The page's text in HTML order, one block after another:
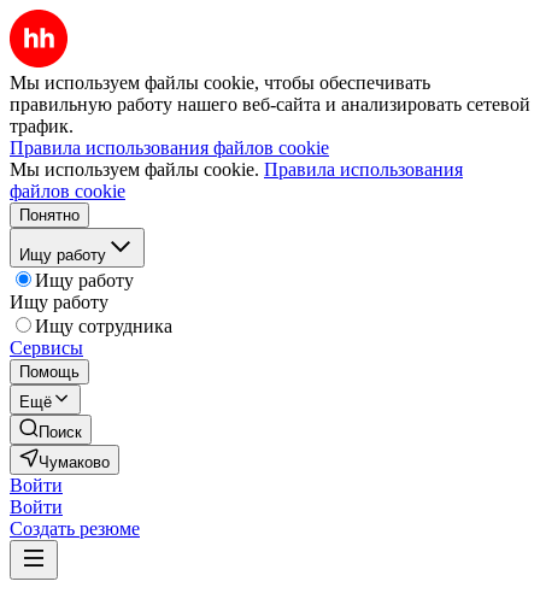
Мы используем файлы cookie, чтобы обеспечивать
правильную работу нашего веб-сайта и анализировать сетевой
трафик.
Правила использования файлов cookie
Мы используем файлы cookie. Правила использования
файлов cookie
Понятно
Ищу работу
Ищу работу
Ищу работу
Ищу сотрудника
Сервисы
Помощь
Ещё
Поиск
Чумаково
Войти
Войти
Создать резюме